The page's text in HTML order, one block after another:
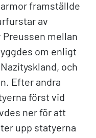
framställde
av
Preussen mellan
om enligt
och
Efter andra
först vid
ner för att
upp statyerna